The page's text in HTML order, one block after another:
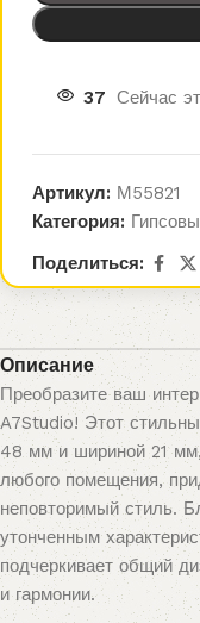
37 Сейчас
Артикул: М55821
Категория:
Поделиться:
Описание
Преобразите ваш
A7Studio! Этот
48 мм и шириной 21
любого помещения,
неповторимый стиль.
утонченным
подчеркивает общий
и гармонии.